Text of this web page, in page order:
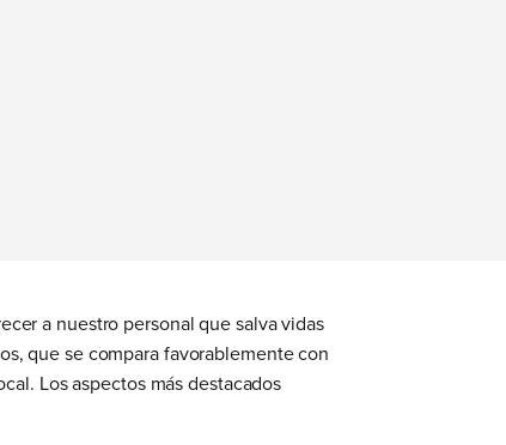
a nuestro personal que salva vidas
que se compara favorablemente con
Los aspectos más destacados